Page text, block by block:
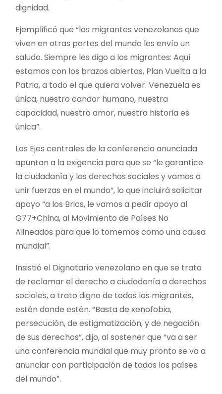
dignidad.
Ejemplificó que “los migrantes venezolanos que
viven en otras partes del mundo les envío un
saludo. Siempre les digo a los migrantes: Aquí
estamos con los brazos abiertos, Plan Vuelta a la
Patria, a todo el que quiera volver. Venezuela es
única, nuestro candor humano, nuestra
capacidad, nuestro amor, nuestra historia es
única”.
Los Ejes centrales de la conferencia anunciada
apuntan a la exigencia para que se “le garantice
la ciudadanía y los derechos sociales y vamos a
unir fuerzas en el mundo”, lo que incluirá solicitar
apoyo “a los Brics, le vamos a pedir apoyo al
G77+China, al Movimiento de Países No
Alineados para que lo tomemos como una causa
mundial”.
Insistió el Dignatario venezolano en que se trata
de reclamar el derecho a ciudadanía a derechos
sociales, a trato digno de todos los migrantes,
estén donde estén. “Basta de xenofobia,
persecución, de estigmatización, y de negación
de sus derechos”, dijo, al sostener que “va a ser
una conferencia mundial que muy pronto se va a
anunciar con participación de todos los países
del mundo”.